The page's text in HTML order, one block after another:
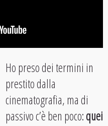
Ho preso dei termini in
prestito dalla
cinematografia, ma di
passivo c’è ben poco:quei